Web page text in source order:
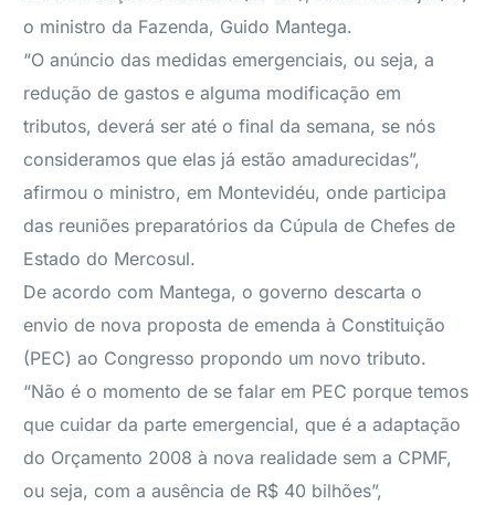
o ministro da Fazenda, Guido Mantega.
“O anúncio das medidas emergenciais, ou seja, a
redução de gastos e alguma modificação em
tributos, deverá ser até o final da semana, se nós
consideramos que elas já estão amadurecidas”,
afirmou o ministro, em Montevidéu, onde participa
das reuniões preparatórios da Cúpula de Chefes de
Estado do Mercosul.
De acordo com Mantega, o governo descarta o
envio de nova proposta de emenda à Constituição
(PEC) ao Congresso propondo um novo tributo.
“Não é o momento de se falar em PEC porque temos
que cuidar da parte emergencial, que é a adaptação
do Orçamento 2008 à nova realidade sem a CPMF,
ou seja, com a ausência de R$ 40 bilhões”,